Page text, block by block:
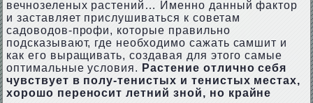
вечнозеленых растений… Именно данный фактор
и заставляет прислушиваться к советам
садоводов-профи, которые правильно
подсказывают, где необходимо сажать самшит и
как его выращивать, создавая для этого самые
оптимальные условия. Растение отлично себя
чувствует в полу-тенистых и тенистых местах,
хорошо переносит летний зной, но крайне